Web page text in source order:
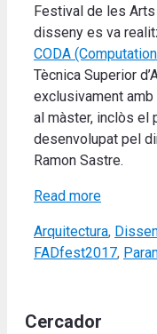
Festival de les
disseny es va
CODA
Tècnica Superior
exclusivament
al màster, inclòs el
desenvolupat pel
Ramon Sastre.
Read more
Categories
Arquitectura,
FADfest2017,
Cercador